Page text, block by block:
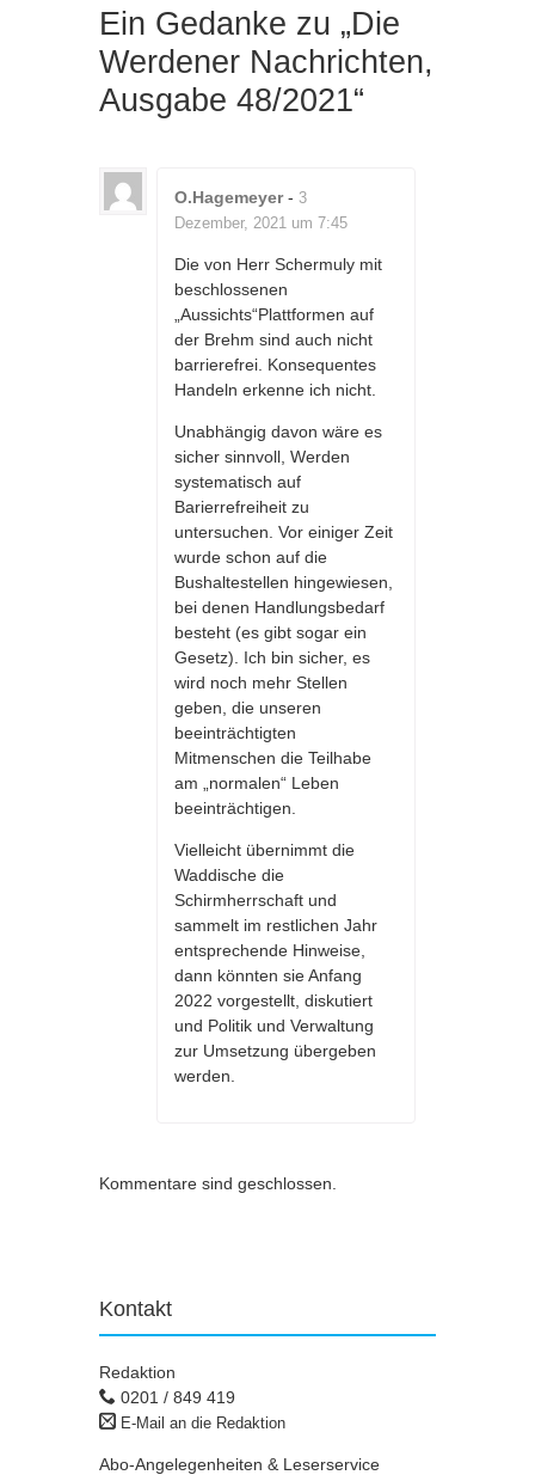
Ein Gedanke zu „Die
Werdener Nachrichten,
Ausgabe 48/2021“
O.Hagemeyer- 3
Dezember, 2021 um 7:45
Die von Herr Schermuly mit
beschlossenen
„Aussichts“Plattformen auf
der Brehm sind auch nicht
barrierefrei. Konsequentes
Handeln erkenne ich nicht.
Unabhängig davon wäre es
sicher sinnvoll, Werden
systematisch auf
Barierrefreiheit zu
untersuchen. Vor einiger Zeit
wurde schon auf die
Bushaltestellen hingewiesen,
bei denen Handlungsbedarf
besteht (es gibt sogar ein
Gesetz). Ich bin sicher, es
wird noch mehr Stellen
geben, die unseren
beeinträchtigten
Mitmenschen die Teilhabe
am „normalen“ Leben
beeinträchtigen.
Vielleicht übernimmt die
Waddische die
Schirmherrschaft und
sammelt im restlichen Jahr
entsprechende Hinweise,
dann könnten sie Anfang
2022 vorgestellt, diskutiert
und Politik und Verwaltung
zur Umsetzung übergeben
werden.
Kommentare sind geschlossen.
Kontakt
Redaktion
0201 / 849 419
E-Mail an die Redaktion
Abo-Angelegenheiten & Leserservice